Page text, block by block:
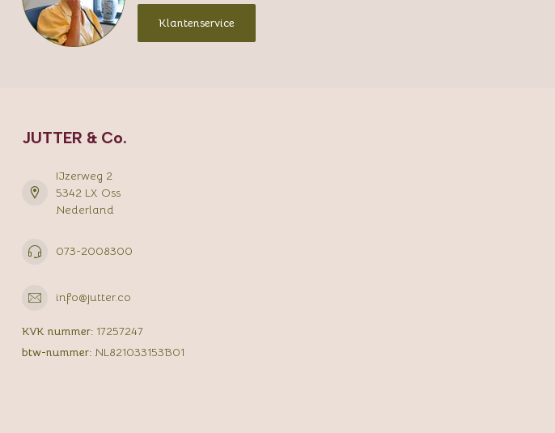
Klantenservice
JUTTER & Co.
IJzerweg 2
5342 LX Oss
Nederland
073-2008300
info@jutter.co
KVK nummer: 17257247
btw-nummer: NL821033153B01